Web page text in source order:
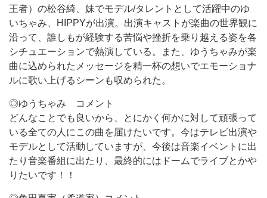
王者）の松谷綺、妹でモデル/タレントとして活躍中のゆ
いちゃみ、HIPPYが出演。出演キャストが楽曲の世界観に
沿って、誰しもが経験する苦悩や挫折を乗り越える姿を各
シチュエーションで熱演している。また、ゆうちゃみが楽
曲に込められたメッセージを精一杯の想いでエモーショナ
ルに歌い上げるシーンも収められた。
◎ゆうちゃみ コメント
どんなことでも良いから、とにかく何かに対して頑張って
いる全ての人にこの曲を届けたいです。今はテレビ出演や
モデルとして活動していますが、今後は音楽イベントに出
たり音楽番組に出たり、最終的にはドームでライブとかや
りたいです！！